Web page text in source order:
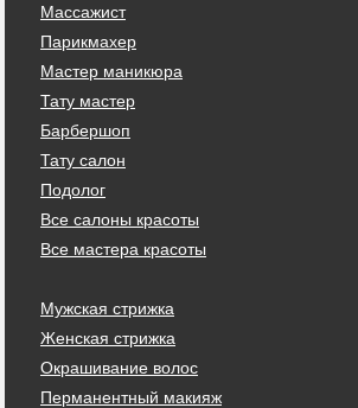
Массажист
Парикмахер
Мастер маникюра
Тату мастер
Барбершоп
Тату салон
Подолог
Все салоны красоты
Все мастера красоты
Мужская стрижка
Женская стрижка
Окрашивание волос
Перманентный макияж